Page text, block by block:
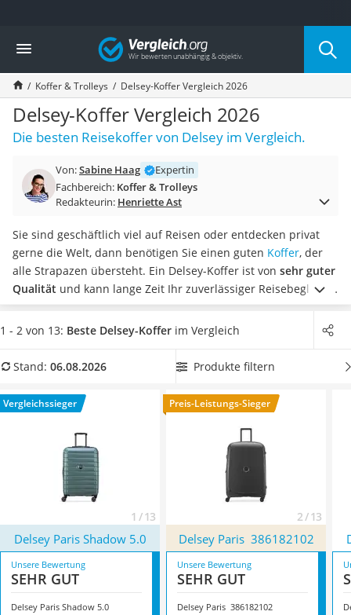
Die beliebtesten Vergleiche nach Kategorie
Freizeit & Sport
Gartentrampolin
Trampolin
Metalldetektor
Eufab-Fahrradträger
Trampolin 366 cm
Aluminium-Koffer
Futterboot
E-Bike-Dreirad
Trekkingschuhe Herren
Reisetasche mit Rollen
Klimmzugstation
Koffer
Nachtsichtgerät
Handgepäck-Koffer
Wanderschuhe Herren
Sicherheitsweste Reiten
Vergleich
Koffer & Trolleys Delsey-Koffer Vergleich 2026
Delsey-Koffer Vergleich 2026
Die besten Reisekoffer von Delsey im Vergleich.
Von:Sabine Haag
Expertin
Fachbereich: Koffer & Trolleys
Redakteurin: Henriette Ast
Sie sind geschäftlich viel auf Reisen oder entdecken privat
gerne die Welt, dann benötigen Sie einen guten Koffer, der
alle Strapazen übersteht. Ein Delsey-Koffer ist von sehr guter
Qualität und kann lange Zeit Ihr zuverlässiger Reisebegleiter
sein. Online-Tests belegen, dass alle Produkte von Delsey mit
einem absolut sicheren TSA-Schloss ausgestattet sind.
Koffer aus Hartschale aus
, damit Ihr Gepäckstück auch
August 2026 besonders das ModellDelsey Paris Shadow 5.0
mit seinen Eigenschaften.
1 - 2 von 13: Beste Delsey-Koffer im Vergleich
Stand: 06.08.2026 Produkte filtern
Vergleichssieger
1 / 13
Preis-Leistungs-Sieger
2 / 13
Delsey Paris Shadow 5.0 Delsey Paris ‎ 386182102
Unsere Bewertung
SEHR GUT
Delsey Paris Shadow 5.0
Unsere Bewertung
SEHR GUT
Delsey Paris ‎ 386182102